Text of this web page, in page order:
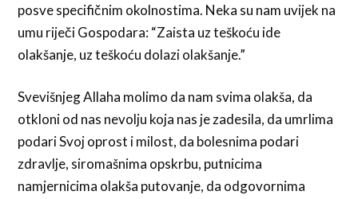
posve specifičnim okolnostima. Neka su nam uvijek na
umu riječi Gospodara: “Zaista uz teškoću ide
olakšanje, uz teškoću dolazi olakšanje.”
Svevišnjeg Allaha molimo da nam svima olakša, da
otkloni od nas nevolju koja nas je zadesila, da umrlima
podari Svoj oprost i milost, da bolesnima podari
zdravlje, siromašnima opskrbu, putnicima
namjernicima olakša putovanje, da odgovornima